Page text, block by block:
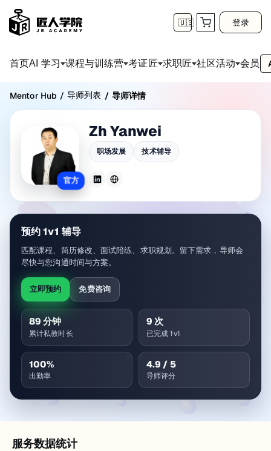
🇺🇸 登录
首页AI 学习 课程与训练营 考证匠 求职匠 社区活动 会员
Mentor Hub / 导师列表 / 导师详情
官方
Zh Yanwei
职场发展 技术辅导
预约 1v1 辅导
匹配课程、简历修改、面试陪练、求职规划。留下需求，导师会
尽快与您沟通时间与方案。
立即预约 免费咨询
89 分钟
累计私教时长
9 次
已完成 1v1
100%
出勤率
4.9 / 5
导师评分
服务数据统计